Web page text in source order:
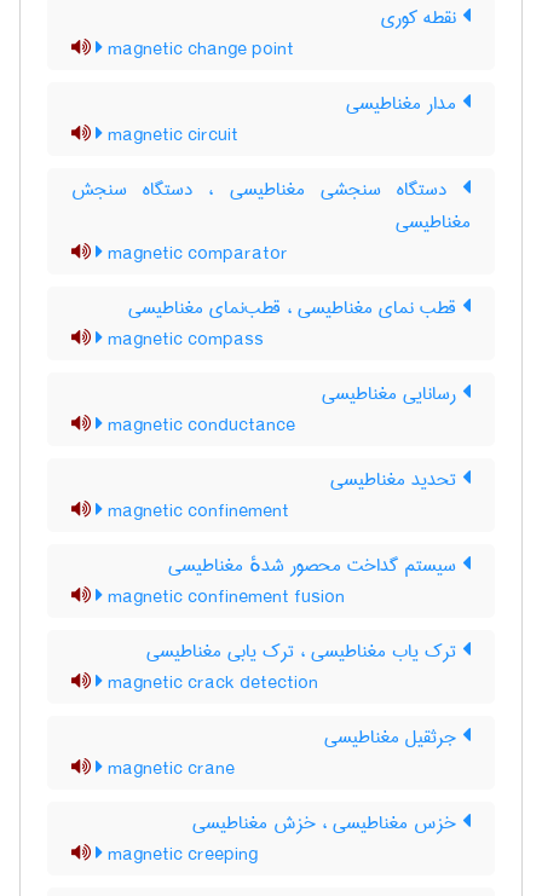
نقطه کوری
magnetic change point
مدار مغناطیسی
magnetic circuit
دستگاه سنجشی مغناطیسی ، دستگاه سنجش
مغناطیسی
magnetic comparator
قطب نمای مغناطیسی ، قطب‌نمای مغناطیسی
magnetic compass
رسانایی مغناطیسی
magnetic conductance
تحدید مغناطیسی
magnetic confinement
سیستم گداخت محصور شدهٔ مغناطیسی
magnetic confinement fusion
ترک یاب مغناطیسی ، ترک یابی مغناطیسی
magnetic crack detection
جرثقیل مغناطیسی
magnetic crane
خزس مغناطیسی ، خزش مغناطیسی
magnetic creeping